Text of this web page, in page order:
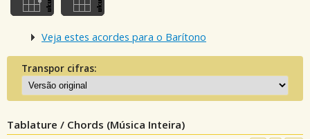
Veja estes acordes para o Barítono
Transpor cifras:
Tablature / Chords (Música Inteira)